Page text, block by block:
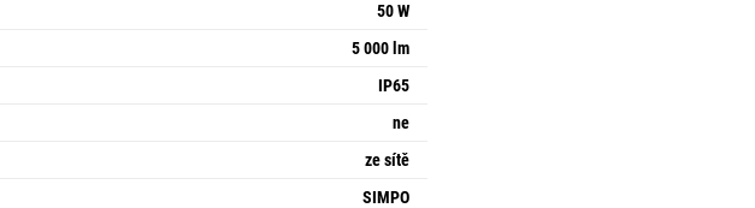
50 W
5 000 lm
IP65
ne
ze sítě
SIMPO